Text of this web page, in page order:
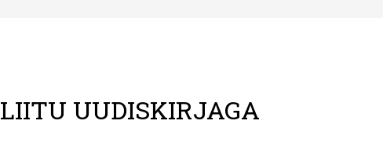
LIITU UUDISKIRJAGA